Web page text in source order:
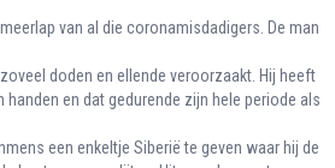
van al die coronamisdadigers. De man
doden en ellende veroorzaakt. Hij heeft
handen en dat gedurende zijn hele periode als
een enkeltje Siberië te geven waar hij de